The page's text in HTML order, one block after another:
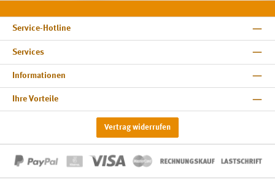
Service-Hotline
Services
Informationen
Ihre Vorteile
Vertrag widerrufen